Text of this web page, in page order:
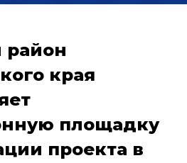
район
края
площадку
проекта в